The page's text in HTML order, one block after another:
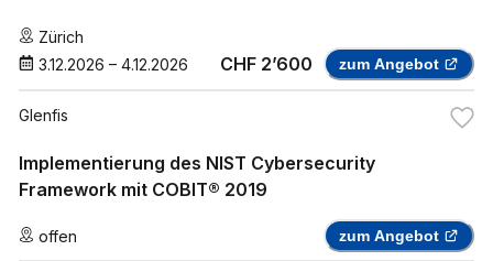
Zürich
3.12.2026 – 4.12.2026 CHF 2’600 zum Angebot
Glenfis
Implementierung des NIST Cybersecurity
Framework mit COBIT® 2019
offen zum Angebot